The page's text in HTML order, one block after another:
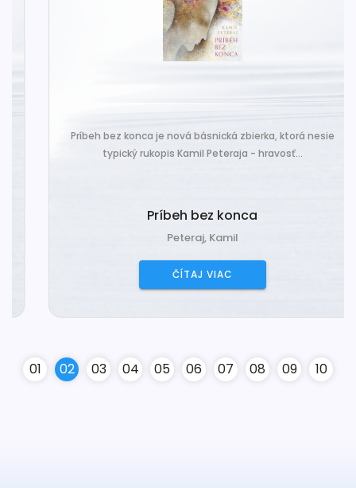
Príbeh bez konca je nová básnická zbierka, ktorá nesie
typický rukopis Kamil Peteraja - hravosť...
Príbeh bez konca
Peteraj, Kamil
ČÍTAJ VIAC
01 02 03 04 05 06 07 08 09 10